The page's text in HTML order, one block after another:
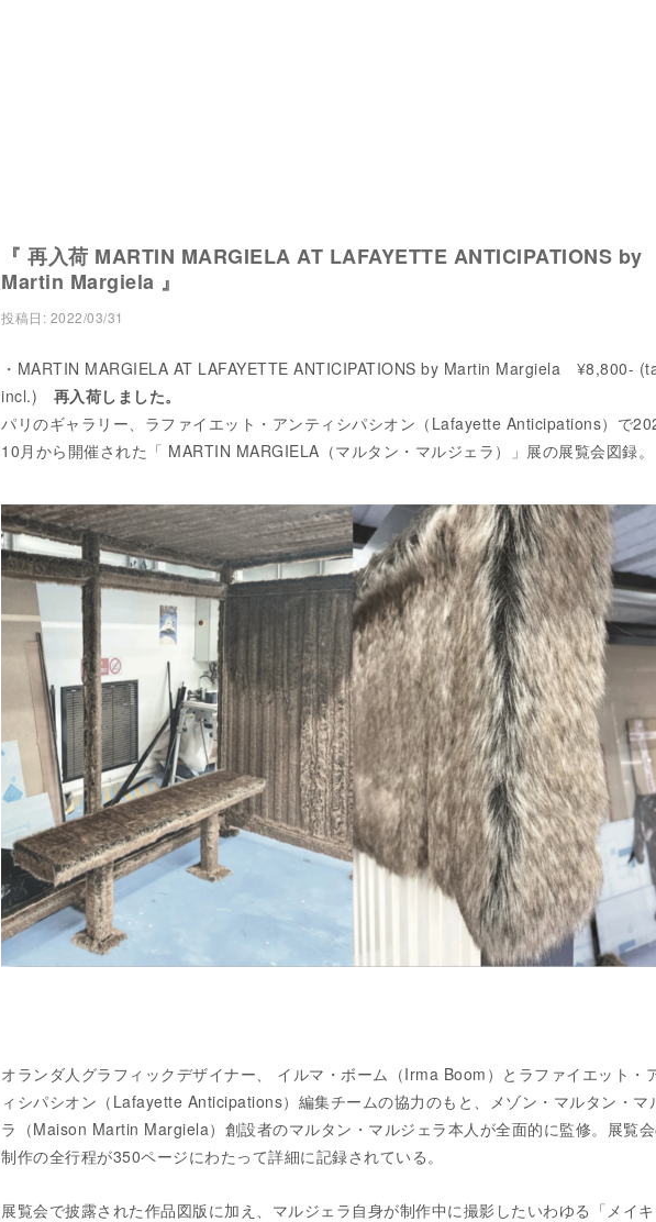
『 再入荷 MARTIN MARGIELA AT LAFAYETTE ANTICIPATIONS by
Martin Margiela 』
投稿日: 2022/03/31
・MARTIN MARGIELA AT LAFAYETTE ANTICIPATIONS by Martin Margiela ¥8,800-
incl.) 再入荷しました。
パリのギャラリー、ラファイエット・アンティシパシオン（Lafayette Anticipations）で
10月から開催された「 MARTIN MARGIELA（マルタン・マルジェラ）」展の展覧会図録。
オランダ人グラフィックデザイナー、 イルマ・ボーム（Irma Boom）とラファイエット・
ィシパシオン（Lafayette Anticipations）編集チームの協力のもと、メゾン・マルタン・マ
ラ（Maison Martin Margiela）創設者のマルタン・マルジェラ本人が全面的に監修。展覧
制作の全行程が350ページにわたって詳細に記録されている。
展覧会で披露された作品図版に加え、マルジェラ自身が制作中に撮影したいわゆる「メイキ